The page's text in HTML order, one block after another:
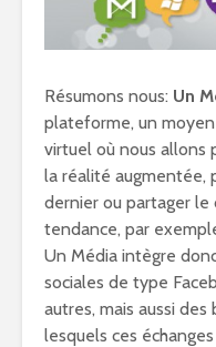
Résumons nous: Un
plateforme, un moyen
virtuel où nous allons
la réalité augmentée,
dernier ou partager
tendance, par
Un Média intègre
sociales de type
autres, mais aussi des
lesquels ces